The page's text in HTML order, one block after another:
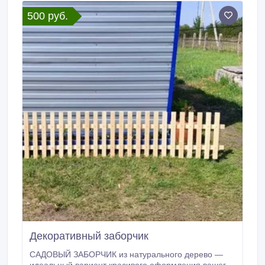
500 руб.
Декоративный заборчик
САДОВЫЙ ЗАБОРЧИК из натурального дерево —